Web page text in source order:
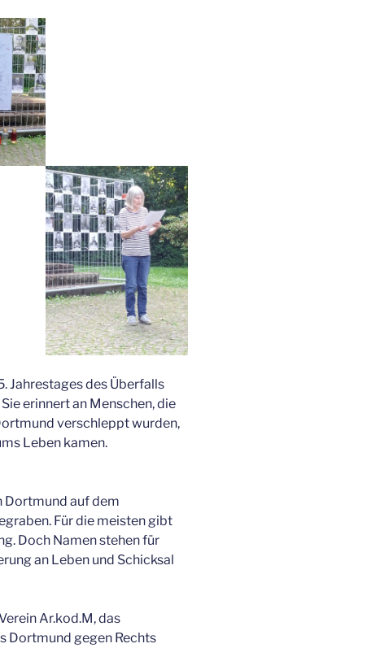
Jahrestages des Überfalls
erinnert an Menschen, die
verschleppt wurden,
Leben kamen.
Dortmund auf dem
Für die meisten gibt
Doch Namen stehen für
an Leben und Schicksal
Ar.kod.M, das
Dortmund gegen Rechts